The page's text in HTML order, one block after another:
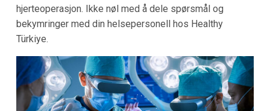
hjerteoperasjon. Ikke nøl med å dele spørsmål og
bekymringer med din helsepersonell hos Healthy
Türkiye.